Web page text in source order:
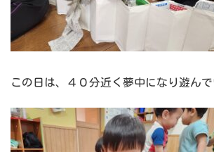
この日は、４０分近く夢中になり遊ん